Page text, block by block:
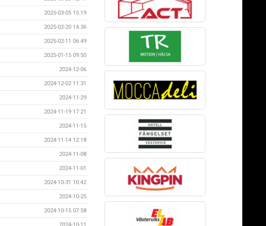
2025-03-05 15:19
2025-02-20 14:36
2025-02-11 06:49
2025-01-15 09:50
2024-12-06
2024-12-02 11:31
2024-11-29
2024-11-19 17:21
2024-11-15
2024-11-14 12:18
2024-11-08
2024-11-01
2024-10-31 10:42
2024-10-25
2024-10-15 07:58